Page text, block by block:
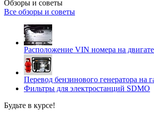
Обзоры и советы
Все обзоры и советы
Расположение VIN номера на
Перевод бензинового генератора на
Фильтры для электростанций SDMO
Будьте в курсе!